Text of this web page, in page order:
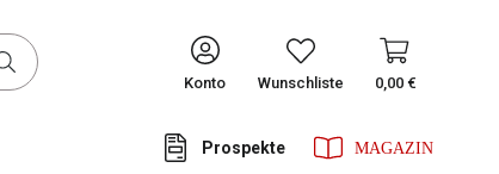
CONTINUE
Konto
Wunschliste 0,00 €
Prospekte